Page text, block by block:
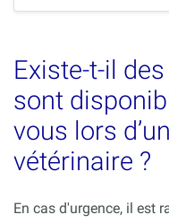
Existe-t-il
sont
vous lors
vétérinaire ?
En cas d'urgence, il est